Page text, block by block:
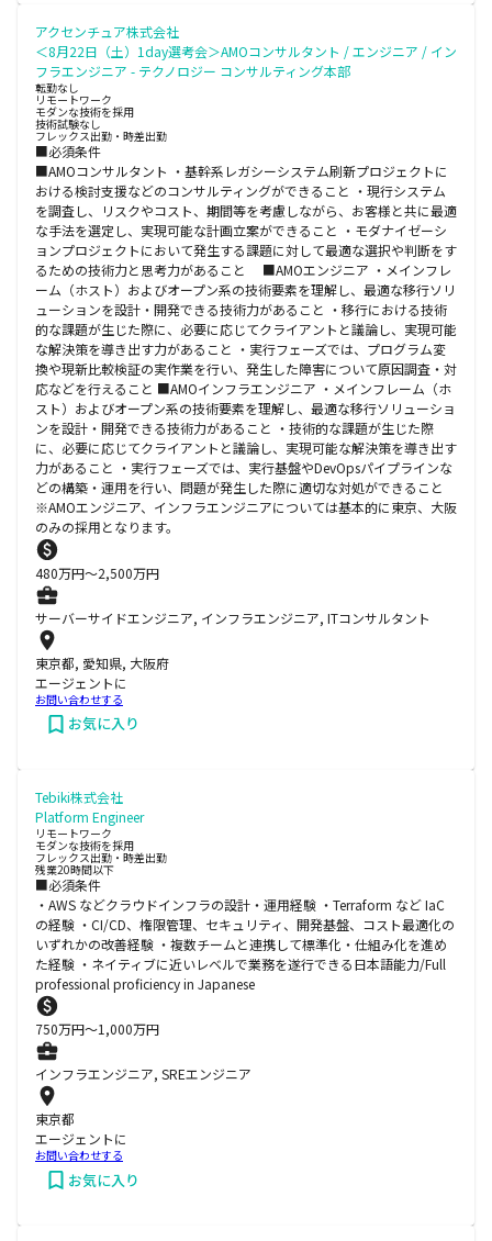
アクセンチュア株式会社
＜8月22日（土）1day選考会＞AMOコンサルタント / エンジニア / イン
フラエンジニア - テクノロジー コンサルティング本部
転勤なし
リモートワーク
モダンな技術を採用
技術試験なし
フレックス出勤・時差出勤
■必須条件
■AMOコンサルタント ・基幹系レガシーシステム刷新プロジェクトに
おける検討支援などのコンサルティングができること ・現行システム
を調査し、リスクやコスト、期間等を考慮しながら、お客様と共に最適
な手法を選定し、実現可能な計画立案ができること ・モダナイゼーシ
ョンプロジェクトにおいて発生する課題に対して最適な選択や判断をす
るための技術力と思考力があること ■AMOエンジニア ・メインフレ
ーム（ホスト）およびオープン系の技術要素を理解し、最適な移行ソリ
ューションを設計・開発できる技術力があること ・移行における技術
的な課題が生じた際に、必要に応じてクライアントと議論し、実現可能
な解決策を導き出す力があること ・実行フェーズでは、プログラム変
換や現新比較検証の実作業を行い、発生した障害について原因調査・対
応などを行えること ■AMOインフラエンジニア ・メインフレーム（ホ
スト）およびオープン系の技術要素を理解し、最適な移行ソリューショ
ンを設計・開発できる技術力があること ・技術的な課題が生じた際
に、必要に応じてクライアントと議論し、実現可能な解決策を導き出す
力があること ・実行フェーズでは、実行基盤やDevOpsパイプラインな
どの構築・運用を行い、問題が発生した際に適切な対処ができること
※AMOエンジニア、インフラエンジニアについては基本的に東京、大阪
のみの採用となります。
480万円〜2,500万円
サーバーサイドエンジニア, インフラエンジニア, ITコンサルタント
東京都, 愛知県, 大阪府
エージェントに
お問い合わせする
お気に入り
Tebiki株式会社
Platform Engineer
リモートワーク
モダンな技術を採用
フレックス出勤・時差出勤
残業20時間以下
■必須条件
・AWS などクラウドインフラの設計・運用経験 ・Terraform など IaC
の経験 ・CI/CD、権限管理、セキュリティ、開発基盤、コスト最適化の
いずれかの改善経験 ・複数チームと連携して標準化・仕組み化を進め
た経験 ・ネイティブに近いレベルで業務を遂行できる日本語能力/Full
professional proficiency in Japanese
750万円〜1,000万円
インフラエンジニア, SREエンジニア
東京都
エージェントに
お問い合わせする
お気に入り